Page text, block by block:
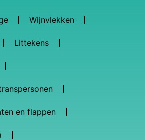
Wijnvlekken
Littekens
en flappen